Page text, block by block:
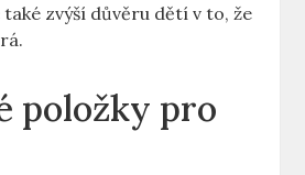
také zvýší důvěru dětí v to, že
položky pro